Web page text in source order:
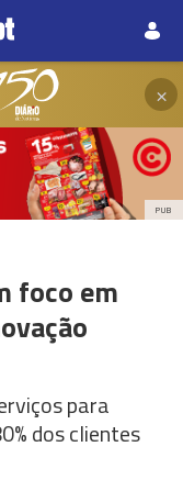
×
PUB
foco em
para
dos clientes